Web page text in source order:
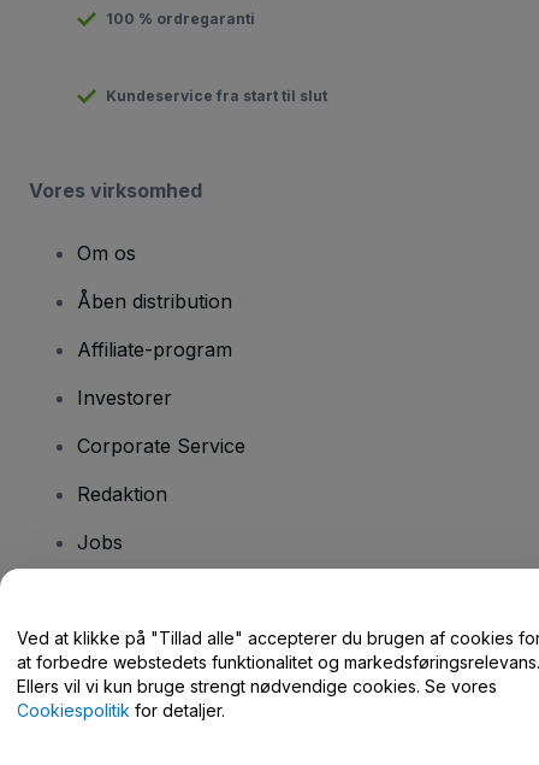
100 % ordregaranti
Kundeservice fra start til slut
Vores virksomhed
Om os
Åben distribution
Affiliate-program
Investorer
Corporate Service
Redaktion
Jobs
Har du spørgsmål?
Hjælpecenter / Kontakt os
Ved at klikke på "Tillad alle" accepterer du brugen af cookies
at forbedre webstedets funktionalitet og markedsføringsrelevans.
Ellers vil vi kun bruge strengt nødvendige cookies. Se vores
Cookiespolitik for detaljer.